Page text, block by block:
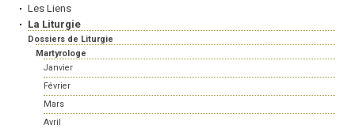
Les Liens
La Liturgie
Dossiers de Liturgie
Martyrologe
Janvier
Février
Mars
Avril